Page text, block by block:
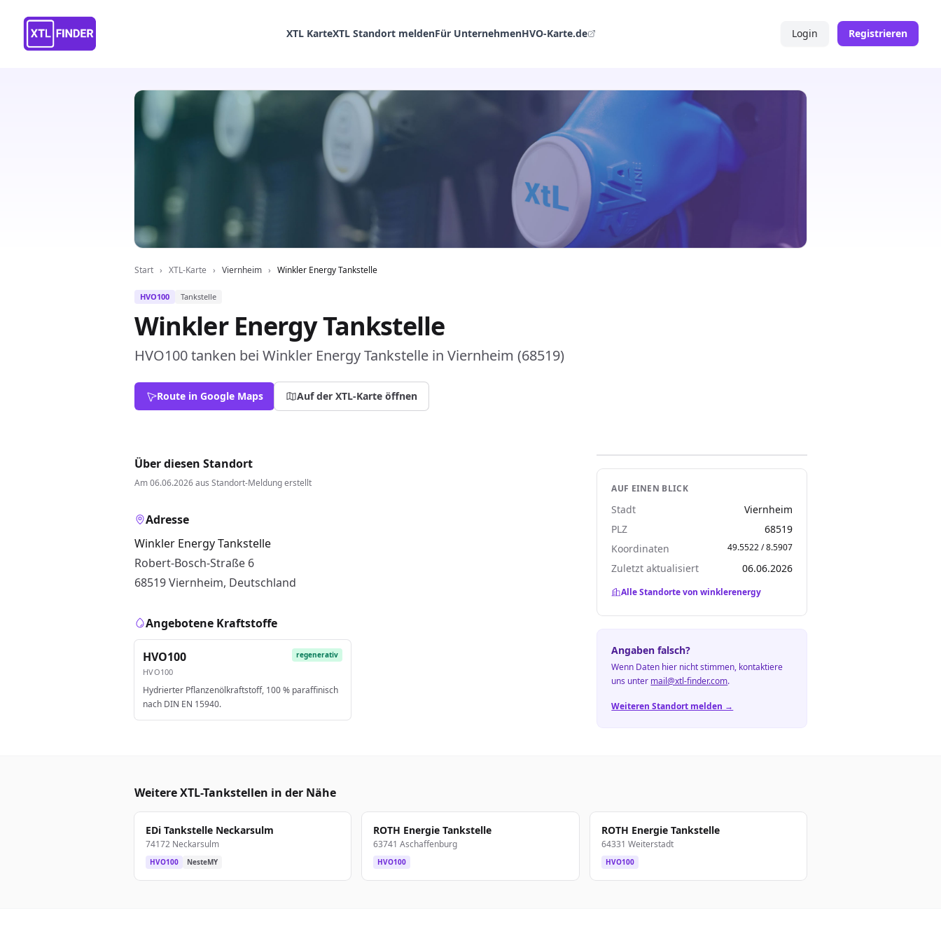
XTL KarteXTL Standort meldenFür UnternehmenHVO-Karte.de Login Registrieren
Start › XTL-Karte › Viernheim › Winkler Energy Tankstelle
HVO100 Tankstelle
Winkler Energy Tankstelle
HVO100 tanken bei Winkler Energy Tankstelle in Viernheim (68519)
Route in Google Maps Auf der XTL-Karte öffnen
Über diesen Standort
Am 06.06.2026 aus Standort-Meldung erstellt
Adresse
Winkler Energy Tankstelle
Robert-Bosch-Straße 6
68519 Viernheim, Deutschland
Angebotene Kraftstoffe
HVO100
HVO100
regenerativ
Hydrierter Pflanzenölkraftstoff, 100 % paraffinisch
nach DIN EN 15940.
AUF EINEN BLICK
Stadt
Viernheim
PLZ
68519
Koordinaten
49.5522 / 8.5907
Zuletzt aktualisiert 06.06.2026
Alle Standorte von winklerenergy
Angaben falsch?
Wenn Daten hier nicht stimmen, kontaktiere
uns unter mail@xtl-finder.com.
Weiteren Standort melden →
Weitere XTL-Tankstellen in der Nähe
EDi Tankstelle Neckarsulm
74172 Neckarsulm
HVO100 NesteMY
ROTH Energie Tankstelle
63741 Aschaffenburg
HVO100
ROTH Energie Tankstelle
64331 Weiterstadt
HVO100